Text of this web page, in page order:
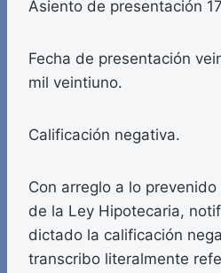
Asiento de presentación
Fecha de presentación
mil veintiuno.
Calificación negativa.
Con arreglo a lo
de la Ley Hipotecaria,
dictado la calificación
transcribo literalmente